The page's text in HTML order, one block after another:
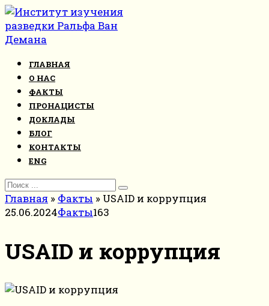
Перейти
к
контенту
ГЛАВНАЯ
О НАС
ФАКТЫ
ПРОНАЦИСТЫ
ДОКЛАДЫ
БЛОГ
КОНТАКТЫ
ENG
Search
for:
Главная » Факты » USAID и коррупция
25.06.2024Факты163
USAID и коррупция